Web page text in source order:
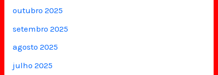
outubro 2025
setembro 2025
agosto 2025
julho 2025